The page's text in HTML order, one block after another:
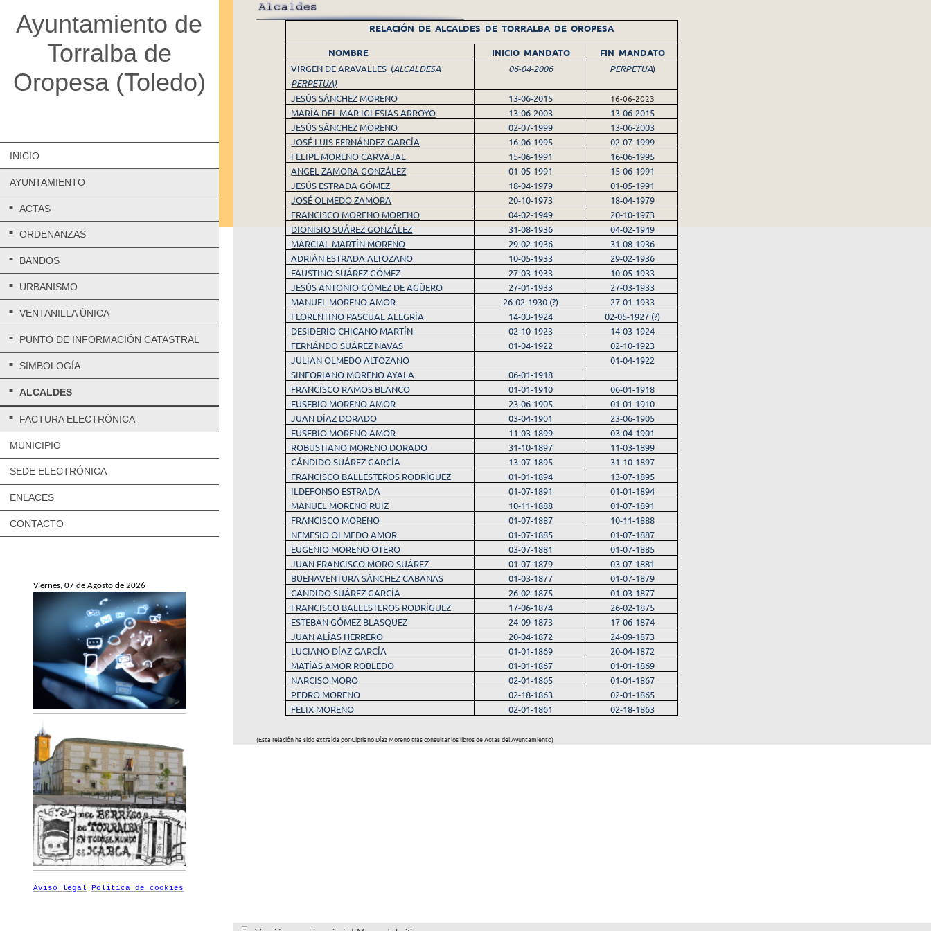
Ayuntamiento de
Torralba de
Oropesa (Toledo)
INICIO
AYUNTAMIENTO
ACTAS
ORDENANZAS
BANDOS
URBANISMO
VENTANILLA ÚNICA
PUNTO DE INFORMACIÓN CATASTRAL
SIMBOLOGÍA
ALCALDES
FACTURA ELECTRÓNICA
MUNICIPIO
SEDE ELECTRÓNICA
ENLACES
CONTACTO
Viernes, 07 de Agosto de 2026
Aviso legal Política de cookies
RELACIÓN DE ALCALDES DE TORRALBA DE OROPESA
NOMBRE INICIO MANDATO
FIN MANDATO
VIRGEN DE ARAVALLES (ALCALDESA
PERPETUA)
06-04-2006 PERPETUA)
JESÚS SÁNCHEZ MORENO 13-06-2015 16-06-2023
MARÍA DEL MAR IGLESIAS ARROYO 13-06-2003
13-06-2015
JESÚS SÁNCHEZ MORENO
02-07-1999
13-06-2003
JOSÉ LUIS FERNÁNDEZ GARCÍA
16-06-1995
02-07-1999
FELIPE MORENO CARVAJAL
15-06-1991
16-06-1995
ANGEL ZAMORA GONZÁLEZ
01-05-1991
15-06-1991
JESÚS ESTRADA GÓMEZ
18-04-1979
01-05-1991
JOSÉ OLMEDO ZAMORA
20-10-1973
18-04-1979
FRANCISCO MORENO MORENO
04-02-1949
20-10-1973
DIONISIO SUÁREZ GONZÁLEZ
31-08-1936
04-02-1949
MARCIAL MARTÍN MORENO
29-02-1936
31-08-1936
ADRIÁN ESTRADA ALTOZANO
10-05-1933
29-02-1936
FAUSTINO SUÁREZ GÓMEZ
27-03-1933
10-05-1933
JESÚS ANTONIO GÓMEZ DE AGÜERO
27-01-1933
27-03-1933
MANUEL MORENO AMOR
26-02-1930 (?)
27-01-1933
FLORENTINO PASCUAL ALEGRÍA
14-03-1924
02-05-1927 (?)
DESIDERIO CHICANO MARTÍN
02-10-1923
14-03-1924
FERNÁNDO SUÁREZ NAVAS
01-04-1922
02-10-1923
JULIAN OLMEDO ALTOZANO
01-04-1922
SINFORIANO MORENO AYALA
06-01-1918
FRANCISCO RAMOS BLANCO
01-01-1910
06-01-1918
EUSEBIO MORENO AMOR
23-06-1905
01-01-1910
JUAN DÍAZ DORADO
03-04-1901
23-06-1905
EUSEBIO MORENO AMOR
11-03-1899
03-04-1901
ROBUSTIANO MORENO DORADO
31-10-1897
11-03-1899
CÁNDIDO SUÁREZ GARCÍA
13-07-1895
31-10-1897
FRANCISCO BALLESTEROS RODRÍGUEZ
01-01-1894
13-07-1895
ILDEFONSO ESTRADA
01-07-1891
01-01-1894
MANUEL MORENO RUIZ
10-11-1888
01-07-1891
FRANCISCO MORENO
01-07-1887
10-11-1888
NEMESIO OLMEDO AMOR
01-07-1885
01-07-1887
EUGENIO MORENO OTERO
03-07-1881
01-07-1885
JUAN FRANCISCO MORO SUÁREZ
01-07-1879
03-07-1881
BUENAVENTURA SÁNCHEZ CABANAS
01-03-1877
01-07-1879
CANDIDO SUÁREZ GARCÍA
26-02-1875
01-03-1877
FRANCISCO BALLESTEROS RODRÍGUEZ
17-06-1874
26-02-1875
ESTEBAN GÓMEZ BLASQUEZ
24-09-1873
17-06-1874
JUAN ALÍAS HERRERO
20-04-1872
24-09-1873
LUCIANO DÍAZ GARCÍA
01-01-1869
20-04-1872
MATÍAS AMOR ROBLEDO
01-01-1867
01-01-1869
NARCISO MORO
02-01-1865
01-01-1867
PEDRO MORENO
02-18-1863
02-01-1865
FELIX MORENO
02-01-1861 02-18-1863
(Esta relación ha sido extraída por Cipriano Díaz Moreno tras consultar los libros de Actas del Ayuntamiento)